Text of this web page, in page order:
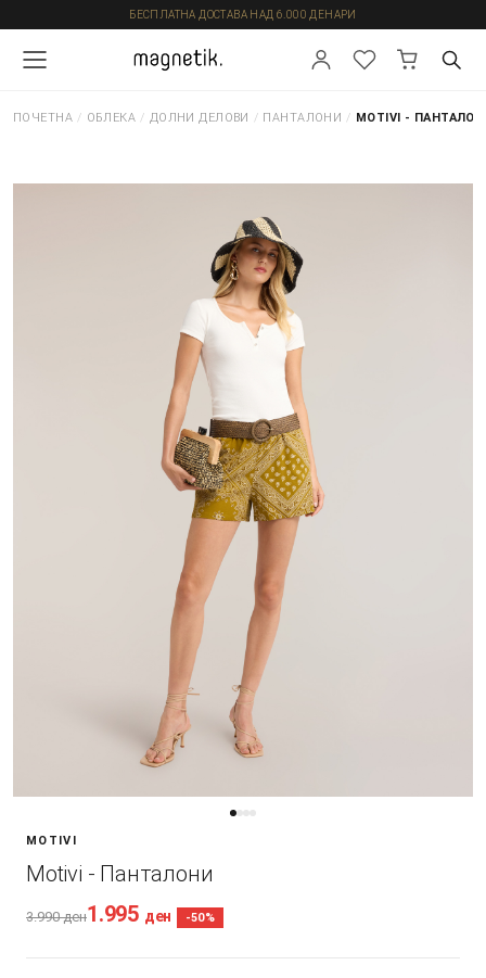
БЕСПЛАТНА ДОСТАВА НАД 6.000 ДЕНАРИ
ПОЧЕТНА / ОБЛЕКА / ДОЛНИ ДЕЛОВИ / ПАНТАЛОНИ / MOTIVI -
MOTIVI
Motivi - Панталони
3.990ден1.995 ден -50%